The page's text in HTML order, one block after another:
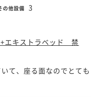
の他設備 3
エキストラベッド 禁
て、座る面なのでとても